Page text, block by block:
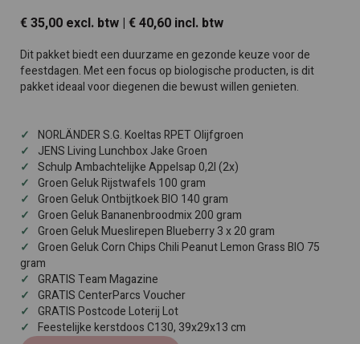
€ 35,00 excl. btw | € 40,60 incl. btw
Dit pakket biedt een duurzame en gezonde keuze voor de
feestdagen. Met een focus op biologische producten, is dit
pakket ideaal voor diegenen die bewust willen genieten.
NORLÄNDER S.G. Koeltas RPET Olijfgroen
JENS Living Lunchbox Jake Groen
Schulp Ambachtelijke Appelsap 0,2l (2x)
Groen Geluk Rijstwafels 100 gram
Groen Geluk Ontbijtkoek BIO 140 gram
Groen Geluk Bananenbroodmix 200 gram
Groen Geluk Mueslirepen Blueberry 3 x 20 gram
Groen Geluk Corn Chips Chili Peanut Lemon Grass BIO 75
gram
GRATIS Team Magazine
GRATIS CenterParcs Voucher
GRATIS Postcode Loterij Lot
Feestelijke kerstdoos C130, 39x29x13 cm